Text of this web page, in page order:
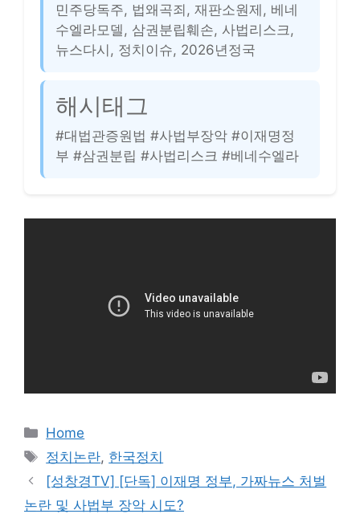
민주당독주, 법왜곡죄, 재판소원제, 베네
수엘라모델, 삼권분립훼손, 사법리스크,
뉴스다시, 정치이슈, 2026년정국
해시태그
#대법관증원법 #사법부장악 #이재명정
부 #삼권분립 #사법리스크 #베네수엘라
카
테
고
리
Home
태
그
정치논란, 한국정치
[성창경TV] [단독] 이재명 정부, 가짜뉴스 처벌
논란 및 사법부 장악 시도?